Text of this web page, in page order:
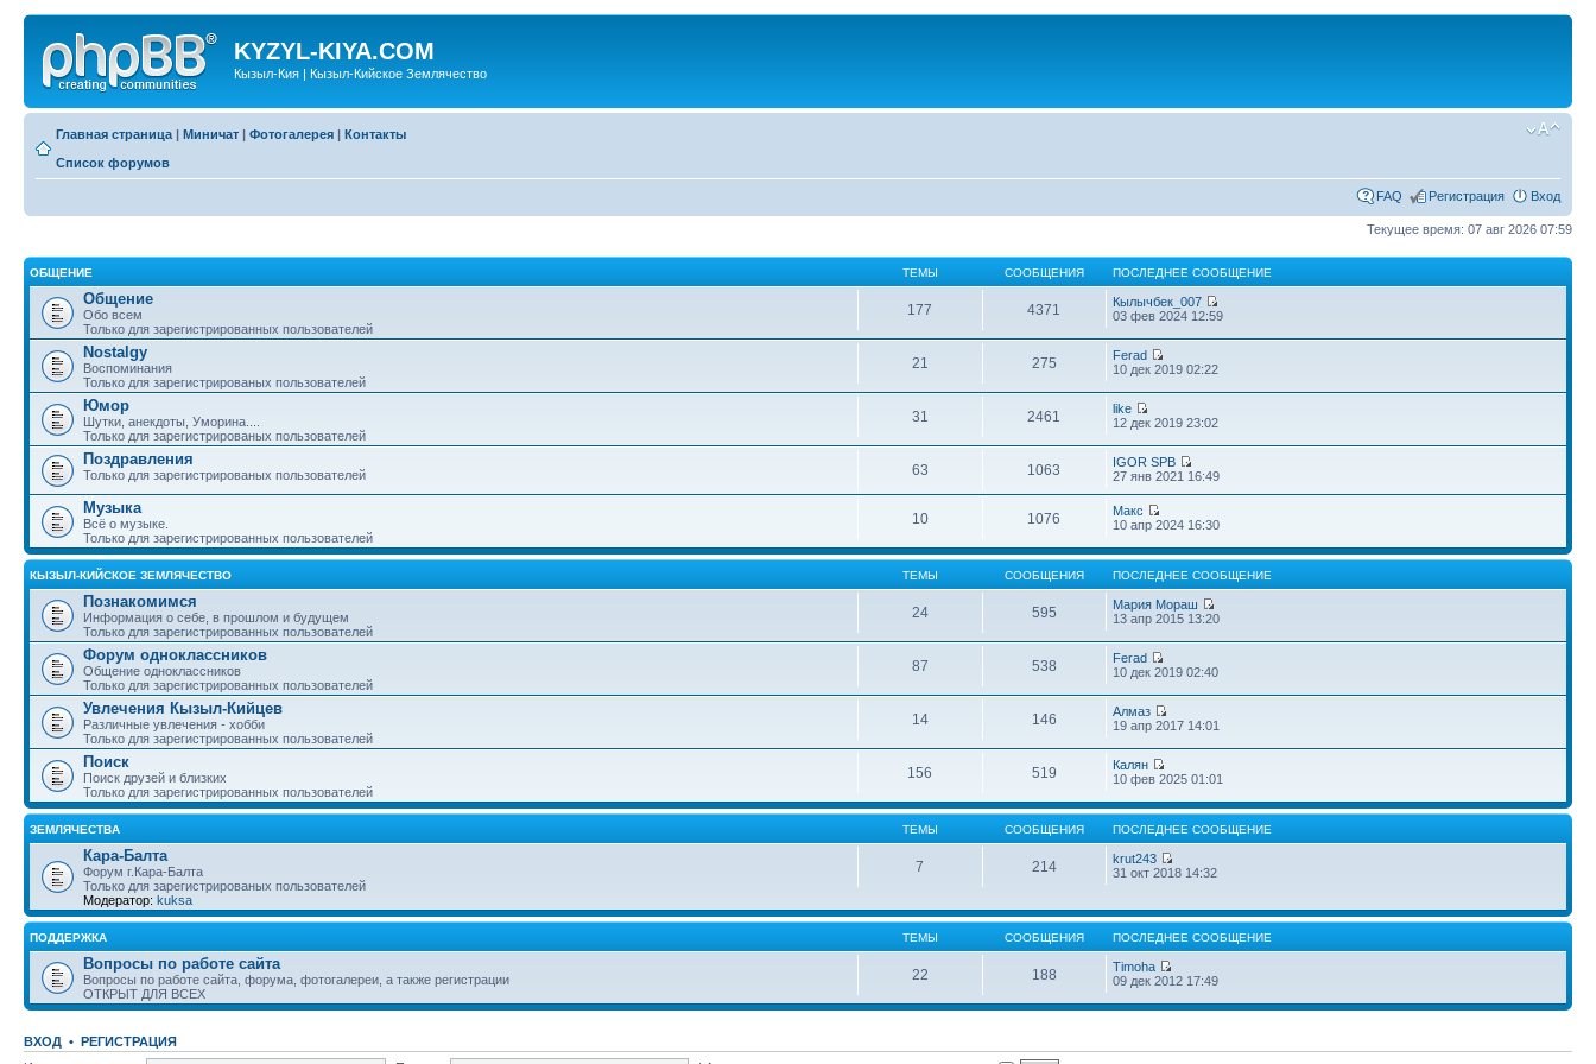
KYZYL-KIYA.COM
Кызыл-Кия | Кызыл-Кийское Землячество
Главная страница | Миничат | Фотогалерея | Контакты
Список форумов
FAQ Регистрация Вход
Текущее время: 07 авг 2026 07:59
ОБЩЕНИЕ ТЕМЫ СООБЩЕНИЯ ПОСЛЕДНЕЕ СООБЩЕНИЕ
Общение
Обо всем
Только для зарегистрированных пользователей
177 4371
Кылычбек_007
03 фев 2024 12:59
Nostalgy
Воспоминания
Только для зарегистрированых пользователей
21 275
Ferad
10 дек 2019 02:22
Юмор
Шутки, анекдоты, Уморина....
Только для зарегистрированых пользователей
31 2461
like
12 дек 2019 23:02
Поздравления
Только для зарегистрированых пользователей 63 1063
IGOR SPB
27 янв 2021 16:49
Музыка
Всё о музыке.
Только для зарегистрированных пользователей
10 1076
Макс
10 апр 2024 16:30
КЫЗЫЛ-КИЙСКОЕ ЗЕМЛЯЧЕСТВО ТЕМЫ СООБЩЕНИЯ ПОСЛЕДНЕЕ СООБЩЕНИЕ
Познакомимся
Информация о себе, в прошлом и будущем
Только для зарегистрированных пользователей
24 595
Мария Мораш
13 апр 2015 13:20
Форум одноклассников
Общение одноклассников
Только для зарегистрированных пользователей
87 538
Ferad
10 дек 2019 02:40
Увлечения Кызыл-Кийцев
Различные увлечения - хобби
Только для зарегистрированных пользователей
14 146
Алмаз
19 апр 2017 14:01
Поиск
Поиск друзей и близких
Только для зарегистрированных пользователей
156 519
Калян
10 фев 2025 01:01
ЗЕМЛЯЧЕСТВА ТЕМЫ СООБЩЕНИЯ ПОСЛЕДНЕЕ СООБЩЕНИЕ
Кара-Балта
Форум г.Кара-Балта
Только для зарегистрированых пользователей
Модератор: kuksa
7 214
krut243
31 окт 2018 14:32
ПОДДЕРЖКА ТЕМЫ СООБЩЕНИЯ ПОСЛЕДНЕЕ СООБЩЕНИЕ
Вопросы по работе сайта
Вопросы по работе сайта, форума, фотогалереи, а также регистрации
ОТКРЫТ ДЛЯ ВСЕХ
22 188
Timoha
09 дек 2012 17:49
ВХОД • РЕГИСТРАЦИЯ